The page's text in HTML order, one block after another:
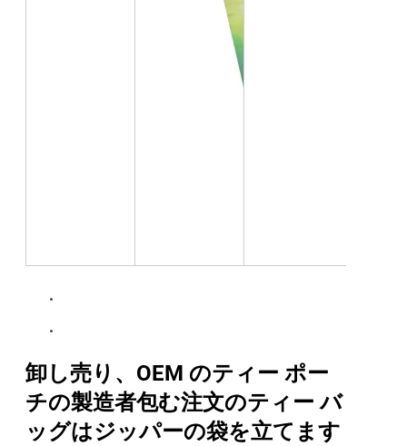
卸し売り、OEM のティー ポー
チの製造者包む注文のティー バ
ッグはジッパーの袋を立てます